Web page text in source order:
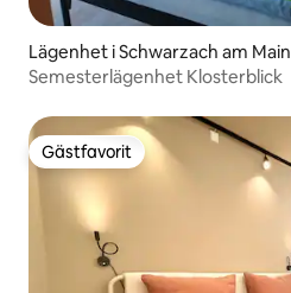
Lägenhet i Schwarzach am Main
Semesterlägenhet Klosterblick
Gästfavorit
Gästfavorit